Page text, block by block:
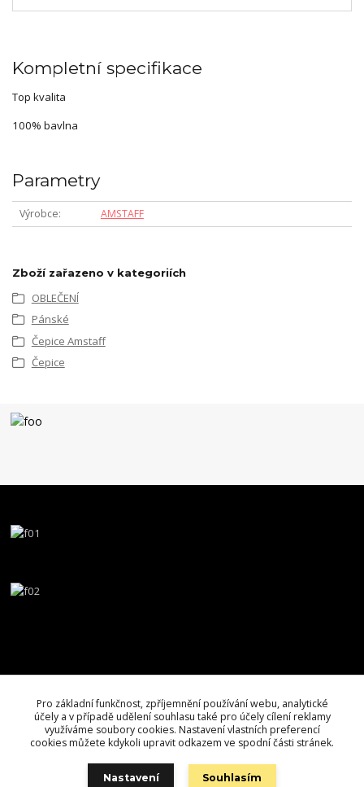
Kompletní specifikace
Top kvalita
100% bavlna
Parametry
Výrobce AMSTAFF
Zboží zařazeno v kategoriích
OBLEČENÍ
Pánské
Čepice Amstaff
Čepice
Pro základní funkčnost, zpříjemnění používání webu, analytické
účely a v případě udělení souhlasu také pro účely cílení reklamy
využíváme soubory cookies. Nastavení vlastních preferencí
cookies můžete kdykoli upravit odkazem ve spodní části stránek.
Nastavení Souhlasím